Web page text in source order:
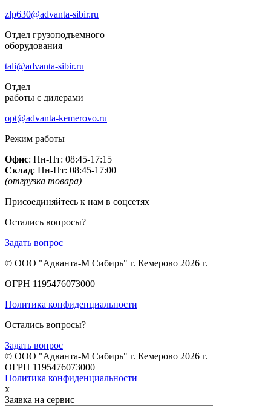
zlp630@advanta-sibir.ru
Отдел грузоподъемного
оборудования
tali@advanta-sibir.ru
Отдел
работы с дилерами
opt@advanta-kemerovo.ru
Режим работы
Офис: Пн-Пт: 08:45-17:15
Склад: Пн-Пт: 08:45-17:00
(отгрузка товара)
Присоединяйтесь к нам в соцсетях
Остались вопросы?
Задать вопрос
© ООО "Адванта-М Сибирь" г. Кемерово 2026 г.
ОГРН 1195476073000
Политика конфиденциальности
Остались вопросы?
Задать вопрос
© ООО "Адванта-М Сибирь" г. Кемерово 2026 г.
ОГРН 1195476073000
Политика конфиденциальности
x
Заявка на сервис